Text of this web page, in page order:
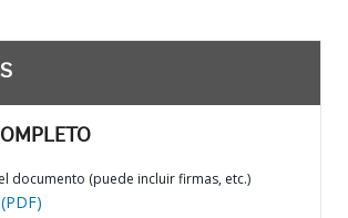
documento (puede incluir firmas, etc.)